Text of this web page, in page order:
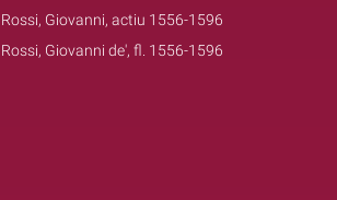
Rossi, Giovanni, actiu 1556-1596
Rossi, Giovanni de', fl. 1556-1596